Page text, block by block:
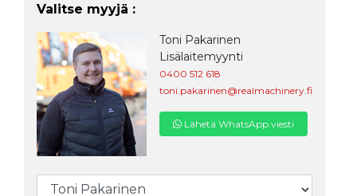
Valitse myyjä :
Toni Pakarinen
Lisälaitemyynti
0400 512 618
toni.pakarinen@realmachinery.fi
Lähetä WhatsApp viesti